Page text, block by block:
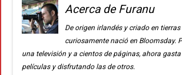
Acerca de Furanu
De origen irlandés y criado en
curiosamente nació en Bloomsday.
una televisión y a cientos de páginas, ahora
películas y disfrutando las de otros.